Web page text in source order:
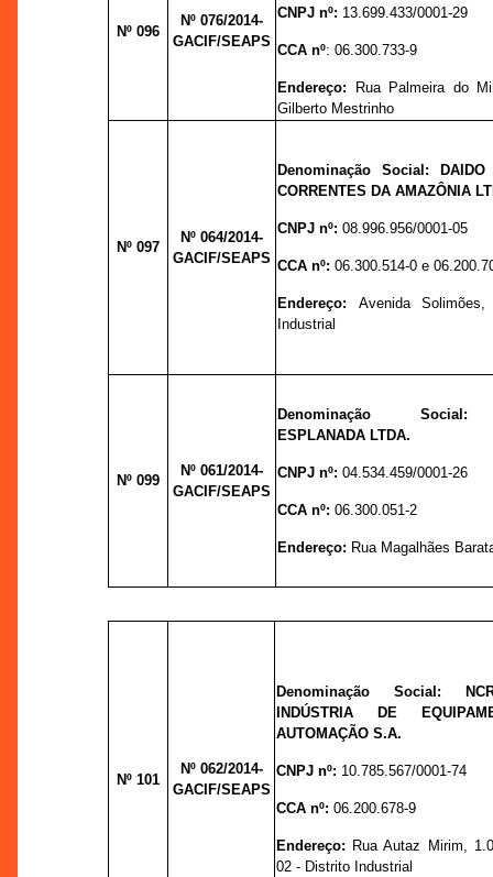
Nº 096
Nº 076/2014-
GACIF/SEAPS
CNPJ nº: 13.699.433/0001-29
CCA nº:06.300.733-9
Endereço:
Rua Palmeira do
Gilberto Mestrinho
Nº 097
Nº 064/2014-
GACIF/SEAPS
Denominação Social:
CORRENTES DA AMAZÔNIA
CNPJ nº:08.996.956/0001-05
CCA nº:06.300.514-0 e
Endereço: Avenida
Industrial
Nº 099
Nº 061/2014-
GACIF/SEAPS
Denominação
ESPLANADA LTDA.
CNPJ nº:04.534.459/0001-26
CCA nº:06.300.051-2
Endereço: Rua Magalhães
Nº 101
Nº 062/2014-
GACIF/SEAPS
Denominação Social:
INDÚSTRIA DE
AUTOMAÇÃO S.A.
CNPJ nº: 10.785.567/0001-74
CCA nº:06.200.678-9
Endereço: Rua Autaz Mirim,
02 - Distrito Industrial